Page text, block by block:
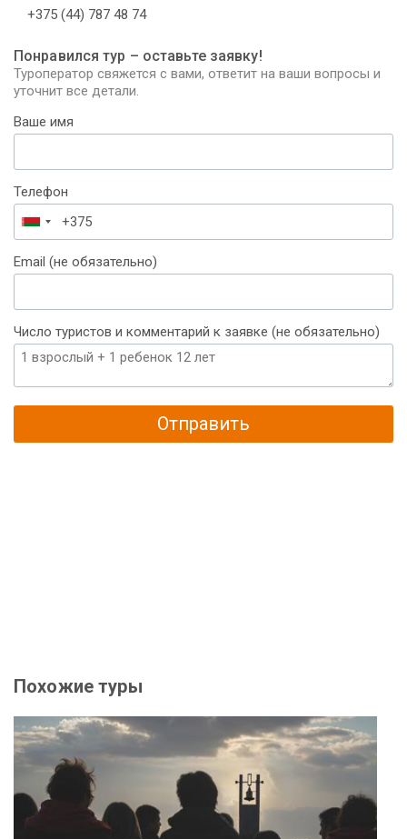
+375 (44) 787 48 74
Понравился тур – оставьте заявку!
Туроператор свяжется с вами, ответит на ваши вопросы и
уточнит все детали.
Ваше имя
Телефон
Беларусь
+375
Email (не обязательно)
Число туристов и комментарий к заявке (не обязательно)
Отправить
Похожие туры